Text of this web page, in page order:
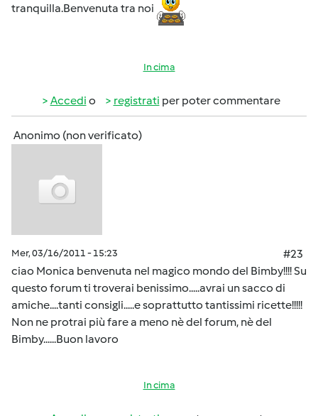
tranquilla.Benvenuta tra noi
In cima
Accedi o registrati per poter commentare
Anonimo (non verificato)
Mer, 03/16/2011 - 15:23
#23
ciao Monica benvenuta nel magico mondo del Bimby!!!! Su
questo forum ti troverai benissimo.....avrai un sacco di
amiche....tanti consigli.....e soprattutto tantissimi ricette!!!!!
Non ne protrai più fare a meno nè del forum, nè del
Bimby......Buon lavoro
In cima